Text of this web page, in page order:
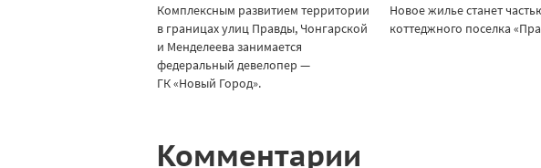
Комплексным развитием территории
в границах улиц Правды, Чонгарской
и Менделеева занимается
федеральный девелопер —
ГК «Новый Город».
Новое жилье станет
коттеджного поселка
Комментарии